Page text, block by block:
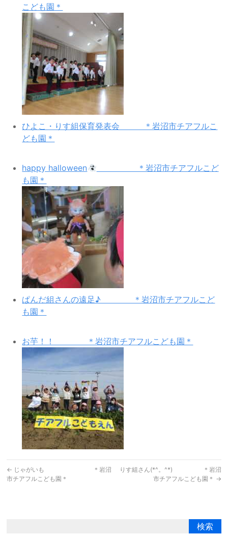
こども園＊
ひよこ・りす組保育発表会 ＊岩沼市チアフルこ
ども園＊
happy halloween
＊岩沼市チアフルこど
も園＊
ぱんだ組さんの遠足♪ ＊岩沼市チアフルこど
も園＊
お芋！！ ＊岩沼市チアフルこども園＊
← じゃがいも ＊岩沼
市チアフルこども園＊
りす組さん(*^。^*) ＊岩沼
市チアフルこども園＊ →